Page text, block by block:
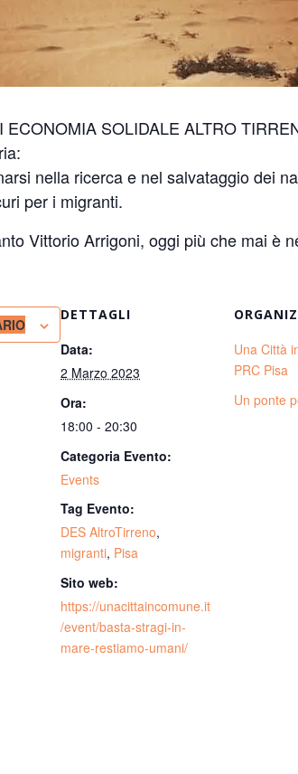
SOLIDALE ALTRO
nella ricerca e nel salvataggio dei
per i migranti.
Vittorio Arrigoni, oggi più che mai è
DETTAGLI
Data:
2 Marzo 2023
Ora:
18:00 - 20:30
Categoria Evento:
Events
Tag Evento:
DES AltroTirreno,
migranti, Pisa
Sito web:
https://unacittaincomune.it
/event/basta-stragi-in-
mare-restiamo-umani/
Una Città
PRC Pisa
Un ponte